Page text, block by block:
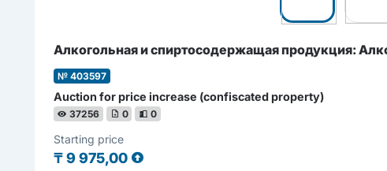
Алкогольная и cпиртоcодержащая продукция:
№ 403597
Auction for price increase (confiscated property)
37256 0 0
Starting price
₸9 975,00